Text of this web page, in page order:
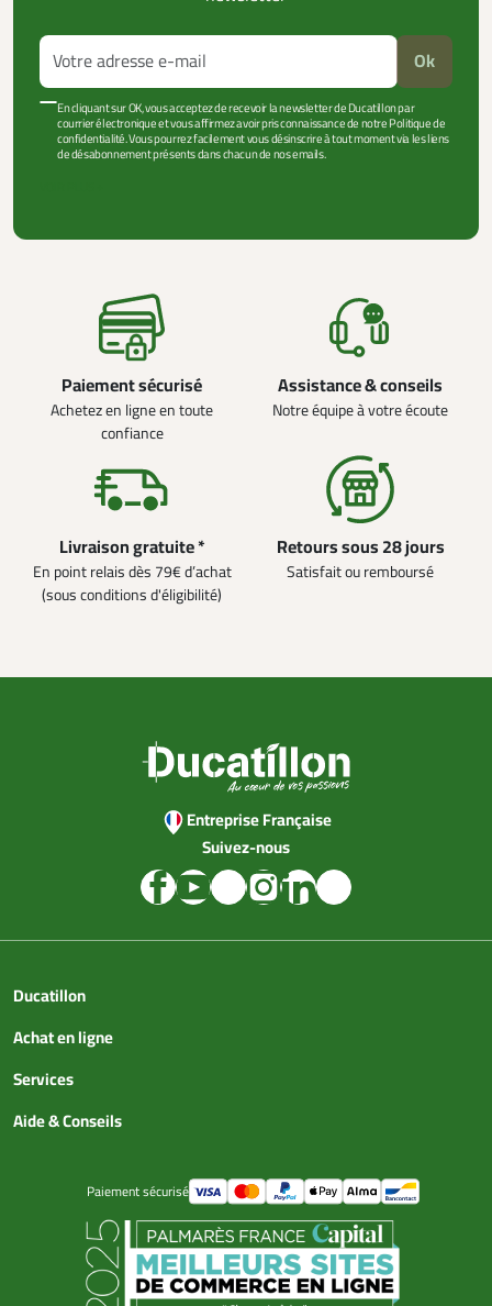
Ok
En cliquant sur OK, vous acceptez de recevoir la newsletter de Ducatillon par
courrier électronique et vous affirmez avoir pris connaissance de notre Politique de
confidentialité. Vous pourrez facilement vous désinscrire à tout moment via les liens
de désabonnement présents dans chacun de nos emails.
Paiement sécurisé
Achetez en ligne en toute
confiance
Assistance & conseils
Notre équipe à votre écoute
Livraison gratuite *
En point relais dès 79€ d’achat
(sous conditions d'éligibilité)
Retours sous 28 jours
Satisfait ou remboursé
Entreprise Française
Suivez-nous
Ducatillon
Achat en ligne
Services
Aide & Conseils
Paiement sécurisé